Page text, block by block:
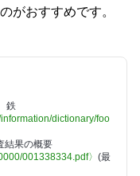
がおすすめです。
鉄
dictionary/foo
結果の概要
001338334.pdf〉 (最